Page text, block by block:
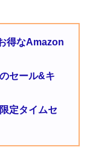
得なAmazon
セール&キ
定タイムセ